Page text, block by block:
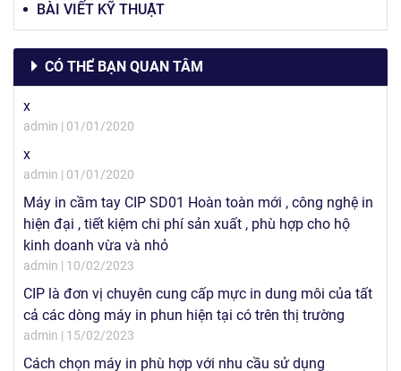
BÀI VIẾT KỸ THUẬT
CÓ THỂ BẠN QUAN TÂM
x
admin | 01/01/2020
x
admin | 01/01/2020
Máy in cầm tay CIP SD01 Hoàn toàn mới , công nghệ in
hiện đại , tiết kiệm chi phí sản xuất , phù hợp cho hộ
kinh doanh vừa và nhỏ
admin | 10/02/2023
CIP là đơn vị chuyên cung cấp mực in dung môi của tất
cả các dòng máy in phun hiện tại có trên thị trường
admin | 15/02/2023
Cách chọn máy in phù hợp với nhu cầu sử dụng